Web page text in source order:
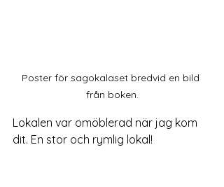
Poster för sagokalaset bredvid en bild
från boken.
Lokalen var omöblerad när jag kom
dit. En stor och rymlig lokal!